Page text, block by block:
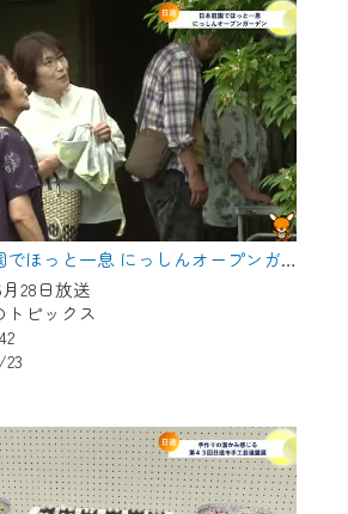
【日進】日本庭園でほっと一息 にっしんオープンガーデン
28日放送
トピックス
の画面が「メン
なり、ご利用いただけませ
いたしますが、ご了承の程
いたします。